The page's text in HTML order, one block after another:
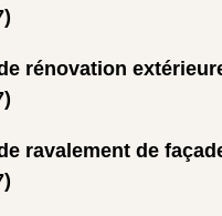
rénovation
ravalement de